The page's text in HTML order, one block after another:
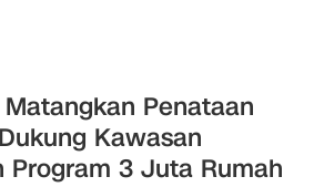
Penataan
Kawasan
Program 3 Juta Rumah